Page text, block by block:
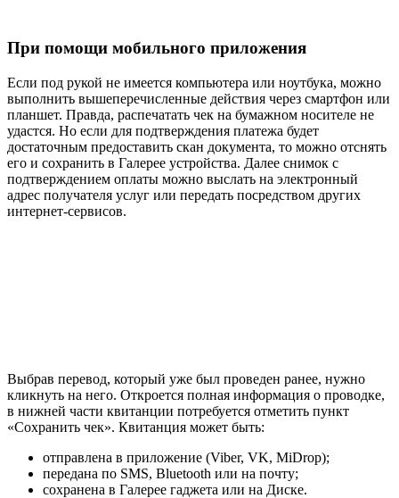
При помощи мобильного приложения
Если под рукой не имеется компьютера или ноутбука, можно
выполнить вышеперечисленные действия через смартфон или
планшет. Правда, распечатать чек на бумажном носителе не
удастся. Но если для подтверждения платежа будет
достаточным предоставить скан документа, то можно отснять
его и сохранить в Галерее устройства. Далее снимок с
подтверждением оплаты можно выслать на электронный
адрес получателя услуг или передать посредством других
интернет-сервисов.
Выбрав перевод, который уже был проведен ранее, нужно
кликнуть на него. Откроется полная информация о проводке,
в нижней части квитанции потребуется отметить пункт
«Сохранить чек». Квитанция может быть:
отправлена в приложение (Viber, VK, MiDrop);
передана по SMS, Bluetooth или на почту;
сохранена в Галерее гаджета или на Диске.